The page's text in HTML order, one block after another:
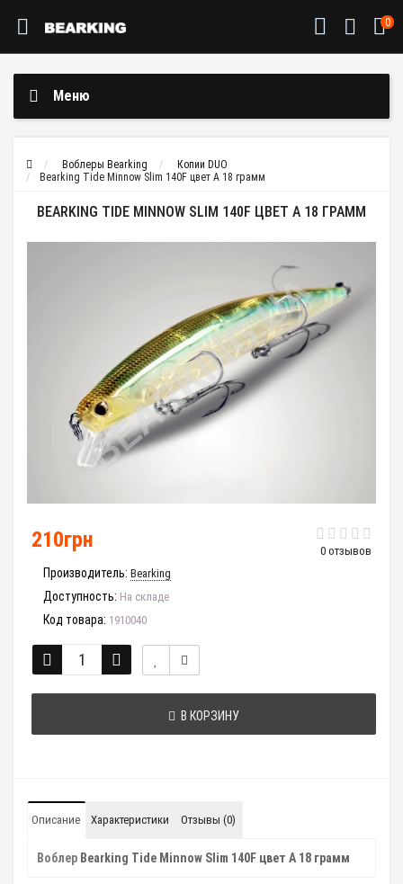
0
Меню
Воблеры Bearking
Копии DUO
Bearking Tide Minnow Slim 140F цвет A 18 грамм
BEARKING TIDE MINNOW SLIM 140F ЦВЕТ A 18 ГРАММ
0 отзывов
210грн
Производитель: Bearking
Доступность: На складе
Код товара: 1910040
В КОРЗИНУ
Описание Характеристики Отзывы (0)
Воблер Bearking Tide Minnow Slim 140F цвет A 18 грамм